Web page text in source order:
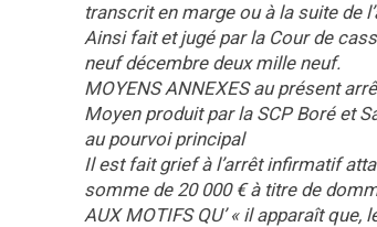
transcrit en marge ou à la suite de
Ainsi fait et jugé par la Cour de
neuf décembre deux mille neuf.
MOYENS ANNEXES au présent
Moyen produit par la SCP Boré et
au pourvoi principal
Il est fait grief à l’arrêt infirmatif
somme de 20 000 € à titre de
AUX MOTIFS QU’ « il apparaît